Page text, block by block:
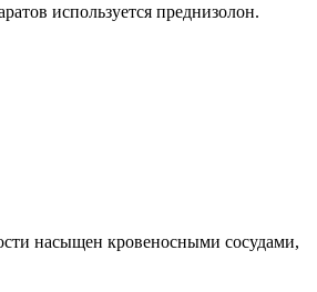
используется преднизолон.
насыщен кровеносными сосудами,